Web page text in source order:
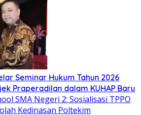
Seminar Hukum Tahun 2026
Praperadilan dalam KUHAP Baru